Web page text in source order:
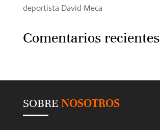
deportista David Meca
Comentarios recientes
SOBRE NOSOTROS